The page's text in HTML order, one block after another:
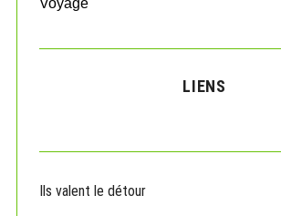
Voyage
LIENS
Ils valent le détour